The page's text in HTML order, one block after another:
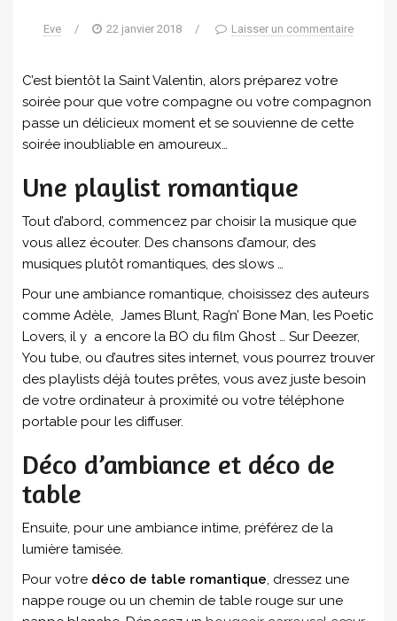
Eve / 22 janvier 2018 / Laisser un commentaire
C’est bientôt la Saint Valentin, alors préparez votre
soirée pour que votre compagne ou votre compagnon
passe un délicieux moment et se souvienne de cette
soirée inoubliable en amoureux…
Une playlist romantique
Tout d’abord, commencez par choisir la musique que
vous allez écouter. Des chansons d’amour, des
musiques plutôt romantiques, des slows …
Pour une ambiance romantique, choisissez des auteurs
comme Adèle, James Blunt, Rag’n’ Bone Man, les Poetic
Lovers, il y a encore la BO du film Ghost … Sur Deezer,
You tube, ou d’autres sites internet, vous pourrez trouver
des playlists déjà toutes prêtes, vous avez juste besoin
de votre ordinateur à proximité ou votre téléphone
portable pour les diffuser.
Déco d’ambiance et déco de
table
Ensuite, pour une ambiance intime, préférez de la
lumière tamisée.
Pour votre déco de table romantique, dressez une
nappe rouge ou un chemin de table rouge sur une